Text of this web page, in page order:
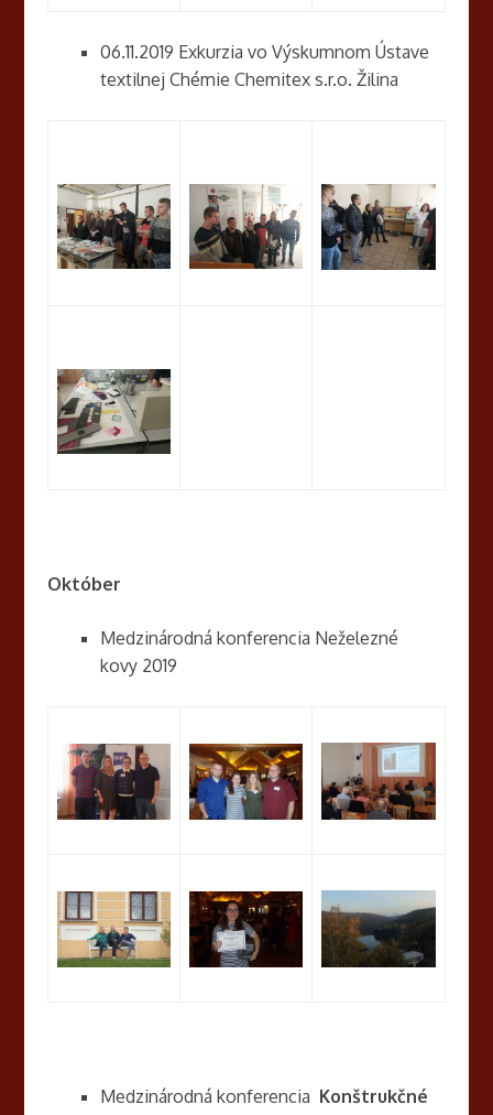
06.11.2019 Exkurzia vo Výskumnom Ústave
textilnej Chémie Chemitex s.r.o. Žilina
Október
Medzinárodná konferencia Neželezné
kovy 2019
Medzinárodná konferencia Konštrukčné